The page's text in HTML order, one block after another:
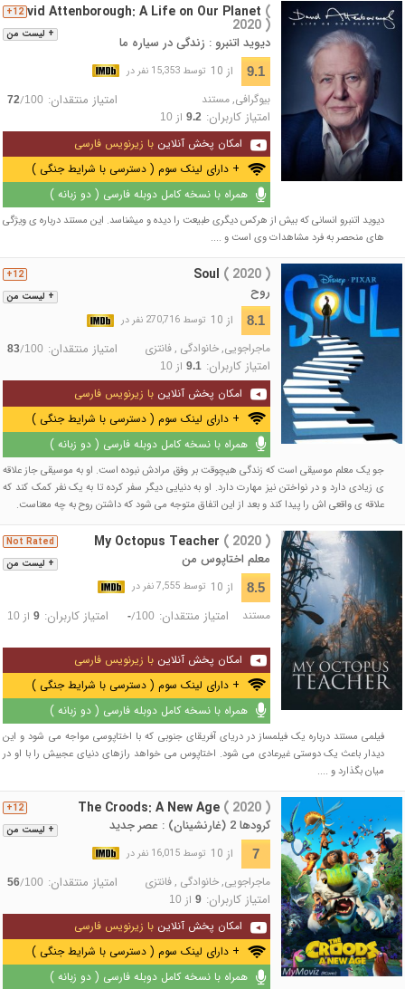
+ لیست من
12+
David Attenborough: A Life on Our Planet (
2020 )
دیوید اتنبرو : زندگی در سیاره ما
9.1 از 10 توسط 15,353 نفر در
بیوگرافی,مستند امتیاز منتقدان: 72/100
امتیاز کاربران: 9.2از 10
امکان پخش آنلاین با زیرنویس فارسی
+ دارای لینک سوم ( دسترسی با شرایط جنگی )
همراه با نسخه کامل دوبله فارسی ( دو زبانه )
دیوید اتنبرو انسانی که بیش از هرکس دیگری طبیعت را دیده و میشناسد. این مستند درباره ی ویژگی
های منحصر به فرد مشاهدات وی است و ....
+ لیست من
12+ Soul ( 2020 )
روح
8.1 از 10 توسط 270,716 نفر در
ماجراجویی,خانوادگی ,فانتزی امتیاز منتقدان: 83/100
امتیاز کاربران: 9.1از 10
امکان پخش آنلاین با زیرنویس فارسی
+ دارای لینک سوم ( دسترسی با شرایط جنگی )
همراه با نسخه کامل دوبله فارسی ( دو زبانه )
جو یک معلم موسیقی است که زندگی هیچوقت بر وفق مرادش نبوده است. او به موسیقی جاز علاقه
ی زیادی دارد و در نواختن نیز مهارت دارد. او به دنیایی دیگر سفر کرده تا به یک نفر کمک کند که
علاقه ی واقعی اش را پیدا کند و بعد از این اتفاق متوجه می شود که داشتن روح به چه معناست.
+ لیست من
Not Rated My Octopus Teacher ( 2020 )
معلم اختاپوس من
8.5 از 10 توسط 7,555 نفر در
مستند امتیاز منتقدان: -/100 امتیاز کاربران: 9از 10
امکان پخش آنلاین با زیرنویس فارسی
+ دارای لینک سوم ( دسترسی با شرایط جنگی )
همراه با نسخه کامل دوبله فارسی ( دو زبانه )
فیلمی مستند درباره یک فیلمساز در دریای آفریقای جنوبی که با اختاپوسی مواجه می شود و این
دیدار باعث یک دوستی غیرعادی می شود. اختاپوس می خواهد رازهای دنیای عجیبش را با او در
میان بگذارد و ....
+ لیست من
12+ The Croods: A New Age ( 2020 )
کرودها 2 (غارنشینان) : عصر جدید
7 از 10 توسط 16,015 نفر در
ماجراجویی,خانوادگی ,فانتزی امتیاز منتقدان: 56/100
امتیاز کاربران: 9از 10
امکان پخش آنلاین با زیرنویس فارسی
+ دارای لینک سوم ( دسترسی با شرایط جنگی )
همراه با نسخه کامل دوبله فارسی ( دو زبانه )